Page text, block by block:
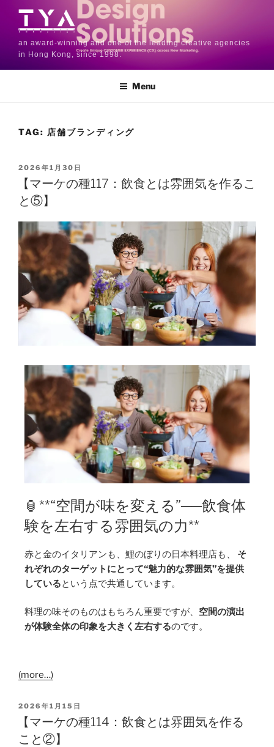
an award-winning and one of the leading creative agencies
in Hong Kong, since 1998.
Menu
TAG: 店舗ブランディング
2026年1月30日
【マーケの種117：飲食とは雰囲気を作るこ
と⑤】
🏮**“空間が味を変える”──飲食体
験を左右する雰囲気の力**
赤と金のイタリアンも、鯉のぼりの日本料理店も、 そ
れぞれのターゲットにとって“魅力的な雰囲気”を提供
しているという点で共通しています。
料理の味そのものはもちろん重要ですが、 空間の演出
が体験全体の印象を大きく左右するのです。
(more…)
2026年1月15日
【マーケの種114：飲食とは雰囲気を作る
こと②】